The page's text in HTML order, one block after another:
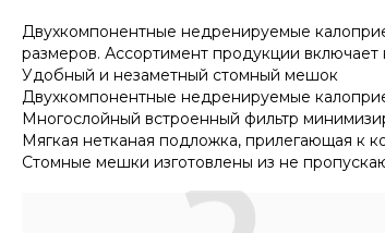
Двухкомпонентные недренируемые
размеров. Ассортимент продукции
Удобный и незаметный стомный мешок
Двухкомпонентные недренируемые
Многослойный встроенный фильтр
Мягкая нетканая подложка, прилегающая к
Стомные мешки изготовлены из не